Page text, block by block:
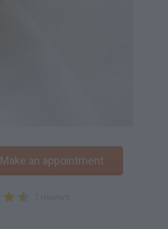
Make an appointment